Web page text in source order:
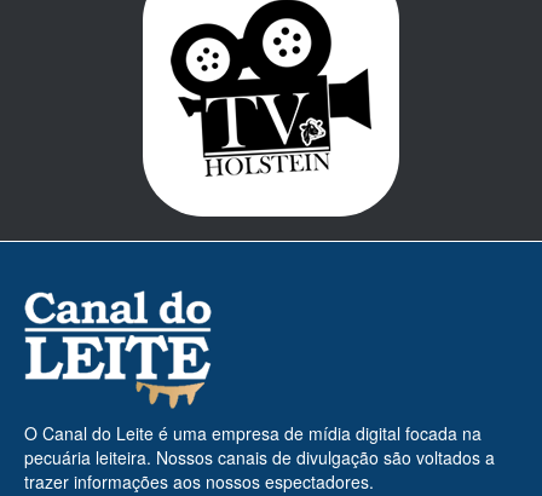
O Canal do Leite é uma empresa de mídia digital focada na
pecuária leiteira. Nossos canais de divulgação são voltados a
trazer informações aos nossos espectadores.